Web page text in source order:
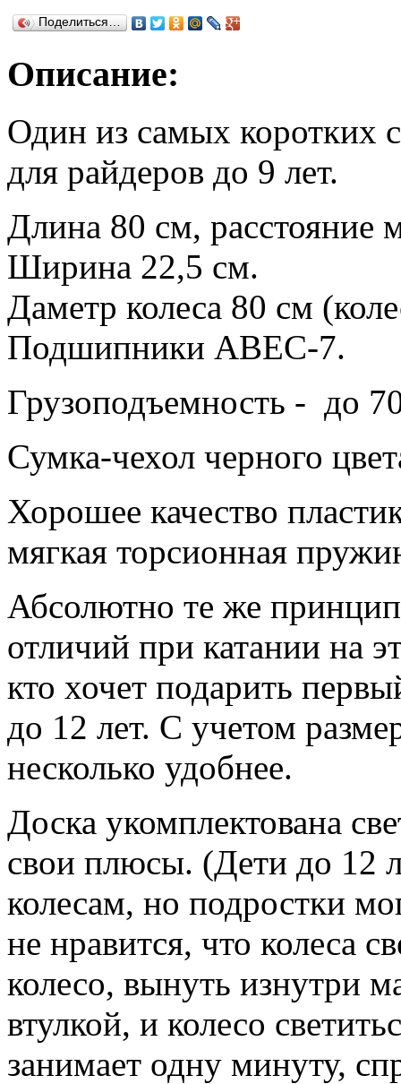
Поделиться…
Описание:
Один из самых коротких
для райдеров до 9 лет.
Длина 80 см, расстояние
Ширина 22,5 см.
Даметр колеса 80 см
Подшипники ABEC-7.
Грузоподъемность - до
Сумка-чехол черного
Хорошее качество
мягкая торсионная
Абсолютно те же
отличий при катании на
кто хочет подарить
до 12 лет. С учетом
несколько удобнее.
Доска укомплектована
свои плюсы. (Дети до 12
колесам, но подростки
не нравится, что колеса
колесо, вынуть изнутри
втулкой, и колесо
занимает одну минуту,